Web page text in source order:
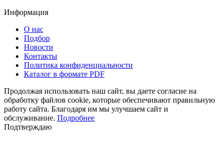
Информация
О нас
Подбор
Новости
Контакты
Политика конфиденциальности
Каталог в формате PDF
Продолжая использовать наш сайт, вы даете согласие на
обработку файлов cookie, которые обеспечивают правильную
работу сайта. Благодаря им мы улучшаем сайт и
обслуживание. Подробнее
Подтверждаю